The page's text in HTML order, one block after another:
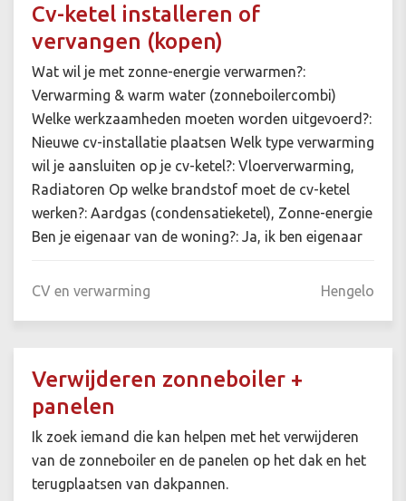
Cv-ketel installeren of
vervangen (kopen)
Wat wil je met zonne-energie verwarmen?:
Verwarming & warm water (zonneboilercombi)
Welke werkzaamheden moeten worden uitgevoerd?:
Nieuwe cv-installatie plaatsen Welk type verwarming
wil je aansluiten op je cv-ketel?: Vloerverwarming,
Radiatoren Op welke brandstof moet de cv-ketel
werken?: Aardgas (condensatieketel), Zonne-energie
Ben je eigenaar van de woning?: Ja, ik ben eigenaar
CV en verwarming Hengelo
Verwijderen zonneboiler +
panelen
Ik zoek iemand die kan helpen met het verwijderen
van de zonneboiler en de panelen op het dak en het
terugplaatsen van dakpannen.